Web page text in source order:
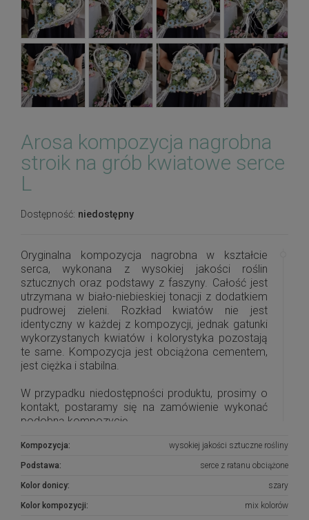
Arosa kompozycja nagrobna
stroik na grób kwiatowe serce
L
Dostępność: niedostępny
Oryginalna kompozycja nagrobna w kształcie
serca, wykonana z wysokiej jakości roślin
sztucznych oraz podstawy z faszyny. Całość jest
utrzymana w biało-niebieskiej tonacji z dodatkiem
pudrowej zieleni. Rozkład kwiatów nie jest
identyczny w każdej z kompozycji, jednak gatunki
wykorzystanych kwiatów i kolorystyka pozostają
te same. Kompozycja jest obciążona cementem,
jest ciężka i stabilna.
W przypadku niedostępności produktu, prosimy o
kontakt, postaramy się na zamówienie wykonać
podobną kompozycję.
Kompozycja: wysokiej jakości sztuczne rośliny
Podstawa: serce z ratanu obciążone
Kolor donicy: szary
Kolor kompozycji: mix kolorów